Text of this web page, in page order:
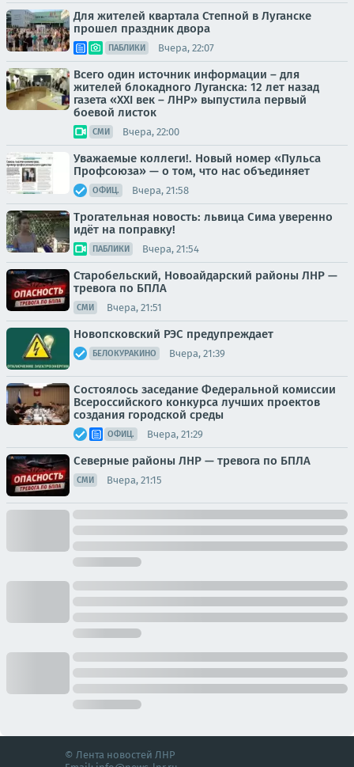
Для жителей квартала Степной в Луганске
прошел праздник двора
ПАБЛИКИ Вчера, 22:07
Всего один источник информации – для
жителей блокадного Луганска: 12 лет назад
газета «XXI век – ЛНР» выпустила первый
боевой листок
СМИ Вчера, 22:00
Уважаемые коллеги!. Новый номер «Пульса
Профсоюза» — о том, что нас объединяет
ОФИЦ. Вчера, 21:58
Трогательная новость: львица Сима уверенно
идёт на поправку!
ПАБЛИКИ Вчера, 21:54
Старобельский, Новоайдарский районы ЛНР —
тревога по БПЛА
СМИ Вчера, 21:51
Новопсковский РЭС предупреждает
БЕЛОКУРАКИНО Вчера, 21:39
Состоялось заседание Федеральной комиссии
Всероссийского конкурса лучших проектов
создания городской среды
ОФИЦ. Вчера, 21:29
Северные районы ЛНР — тревога по БПЛА
СМИ Вчера, 21:15
© Лента новостей ЛНР